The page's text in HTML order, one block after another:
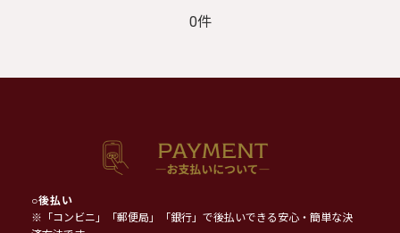
0件
○後払い
※「コンビニ」「郵便局」「銀行」で後払いできる安心・簡単な決